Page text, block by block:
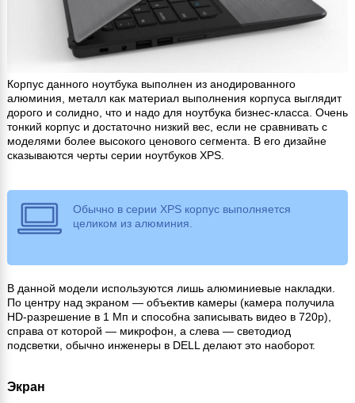
Корпус данного ноутбука выполнен из анодированного
алюминия, металл как материал выполнения корпуса выглядит
дорого и солидно, что и надо для ноутбука бизнес-класса. Очень
тонкий корпус и достаточно низкий вес, если не сравнивать с
моделями более высокого ценового сегмента. В его дизайне
сказываются черты серии ноутбуков XPS.
Обычно в серии XPS корпус выполняется
целиком из алюминия.
В данной модели используются лишь алюминиевые накладки.
По центру над экраном — объектив камеры (камера получила
HD-разрешение в 1 Мп и способна записывать видео в 720p),
справа от которой — микрофон, а слева — светодиод
подсветки, обычно инженеры в DELL делают это наоборот.
Экран